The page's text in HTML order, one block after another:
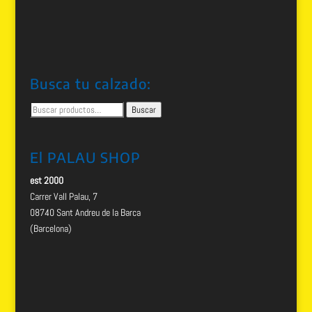
Busca tu calzado:
Buscar
por:
Buscar
El PALAU SHOP
est 2000
Carrer Vall Palau, 7
08740 Sant Andreu de la Barca
(Barcelona)